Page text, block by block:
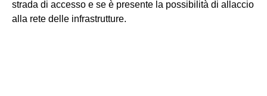
strada di accesso e se è presente la possibilità di allaccio
alla rete delle infrastrutture.